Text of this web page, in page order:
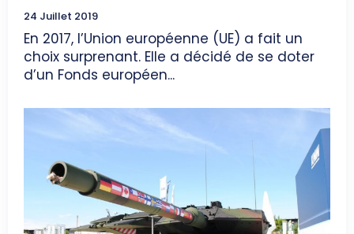
24 Juillet 2019
En 2017, l’Union européenne (UE) a fait un
choix surprenant. Elle a décidé de se doter
d’un Fonds européen...